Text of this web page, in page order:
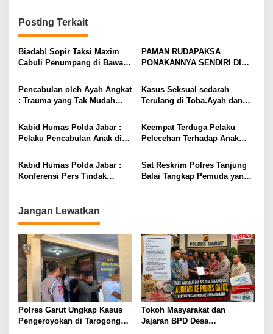
Posting Terkait
Biadab! Sopir Taksi Maxim
Cabuli Penumpang di Bawah
Dijerat Pasal Berat
PAMAN RUDAPAKSA
PONAKANNYA SENDIRI DI
PENJARA
Pencabulan oleh Ayah Angkat
: Trauma yang Tak Mudah
Kasus Seksual sedarah
Terulang di Toba.Ayah dan
Penjara
Kabid Humas Polda Jabar :
Pelaku Pencabulan Anak di
Keempat Terduga Pelaku
Pelecehan Terhadap Anak
Kecamatan Banjarsari kini
Ditahan Polres Ciamis
Kabid Humas Polda Jabar :
Konferensi Pers Tindak
Umur
Sat Reskrim Polres Tanjung
Balai Tangkap Pemuda yang
Jangan Lewatkan
Polres Garut Ungkap Kasus
Pengeroyokan di Tarogong
Tokoh Masyarakat dan
Jajaran BPD Desa